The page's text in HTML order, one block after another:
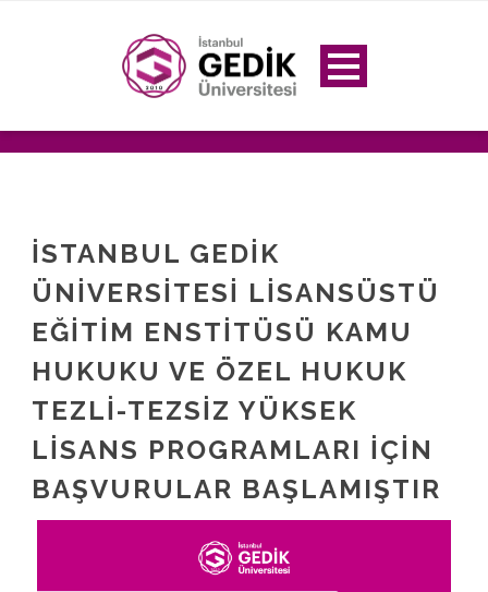
İSTANBUL GEDIK
ÜNIVERSITESI LISANSÜSTÜ
EĞITIM ENSTITÜSÜ KAMU
HUKUKU VE ÖZEL HUKUK
TEZLI-TEZSIZ YÜKSEK
LISANS PROGRAMLARI IÇIN
BAŞVURULAR BAŞLAMIŞTIR